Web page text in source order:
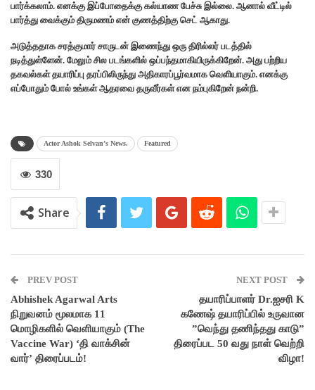
பார்க்கலாம். எனக்கு இப்போதைக்கு கல்யாண பேச்சு இல்லை. ஆனால் வீட்டில்
பார்த்து வைக்கும் திருமணம் என் குணத்திற்கு செட் ஆகாது.
அடுத்ததாக சரத்குமார் சாருடன் இணைந்து ஒரு திரில்லர் படத்தில்
நடித்துள்ளேன். மேலும் சில படங்களில் ஒப்பந்தமாகியிருக்கிறேன். அது பற்றிய
தகவல்கள் தயாரிப்பு தரப்பிலிருந்து அதிகாரப்பூர்வமாக வெளியாகும். எனக்கு
எப்போதும் போல் உங்கள் ஆதரவை தருவீர்கள் என நம்புகிறேன் நன்றி.
Actor Ashok Selvan’s News. Featured
330
Share
PREV POST
Abhishek Agarwal Arts
நிறுவனம் மூலமாக 11
மொழிகளில் வெளியாகும் (The
Vaccine War) ‘தி வாக்சின்
வார்’ திரைப்படம்!
NEXT POST
தயாரிப்பாளர் Dr.ஐசரி K
கணேஷ் தயாரிப்பில் உருவான
”வெந்து தணிந்தது காடு”
திரைப்பட 50 வது நாள் வெற்றி
விழா!